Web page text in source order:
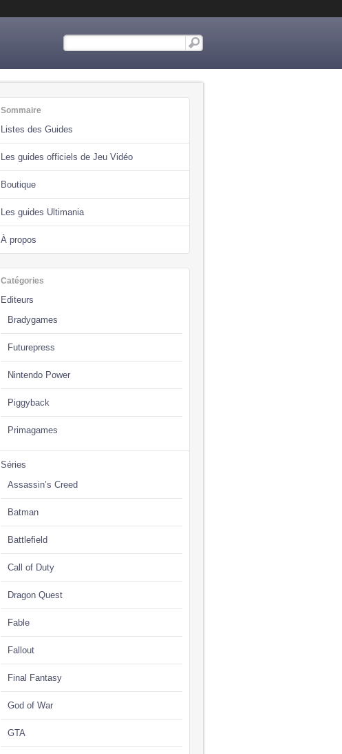
Sommaire
Listes des Guides
Les guides officiels de Jeu Vidéo
Boutique
Les guides Ultimania
À propos
Catégories
Editeurs
Bradygames
Futurepress
Nintendo Power
Piggyback
Primagames
Séries
Assassin’s Creed
Batman
Battlefield
Call of Duty
Dragon Quest
Fable
Fallout
Final Fantasy
God of War
GTA